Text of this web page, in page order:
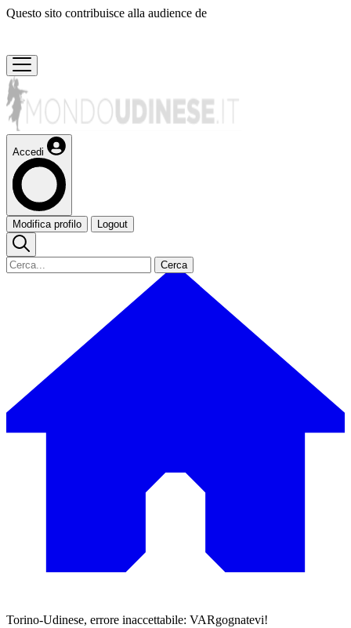
Questo sito contribuisce alla audience de
Accedi
Modifica profilo Logout
Cerca
Torino-Udinese, errore inaccettabile: VARgognatevi!